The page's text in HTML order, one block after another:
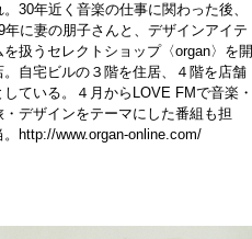
。30年近く音楽の仕事に関わった後、
年に妻の朋子さんと、デザインアイテ
を扱うセレクトショップ〈organ〉を開
。自宅ビルの３階を住居、４階を店舗
している。４月からLOVE FMで音楽・
・デザインをテーマにした番組も担
http://www.organ-online.com/